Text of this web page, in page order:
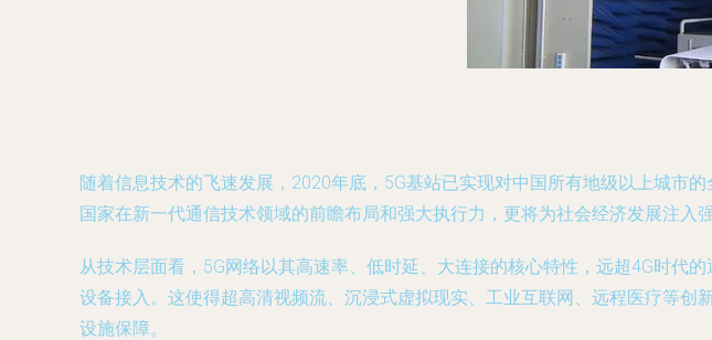
随着信息技术的飞速发展，2020年底，5G基站已实现对中国所有地级以上城市
国家在新一代通信技术领域的前瞻布局和强大执行力，更将为社会经济发展注入
从技术层面看，5G网络以其高速率、低时延、大连接的核心特性，远超4G时代
设备接入。这使得超高清视频流、沉浸式虚拟现实、工业互联网、远程医疗等
设施保障。